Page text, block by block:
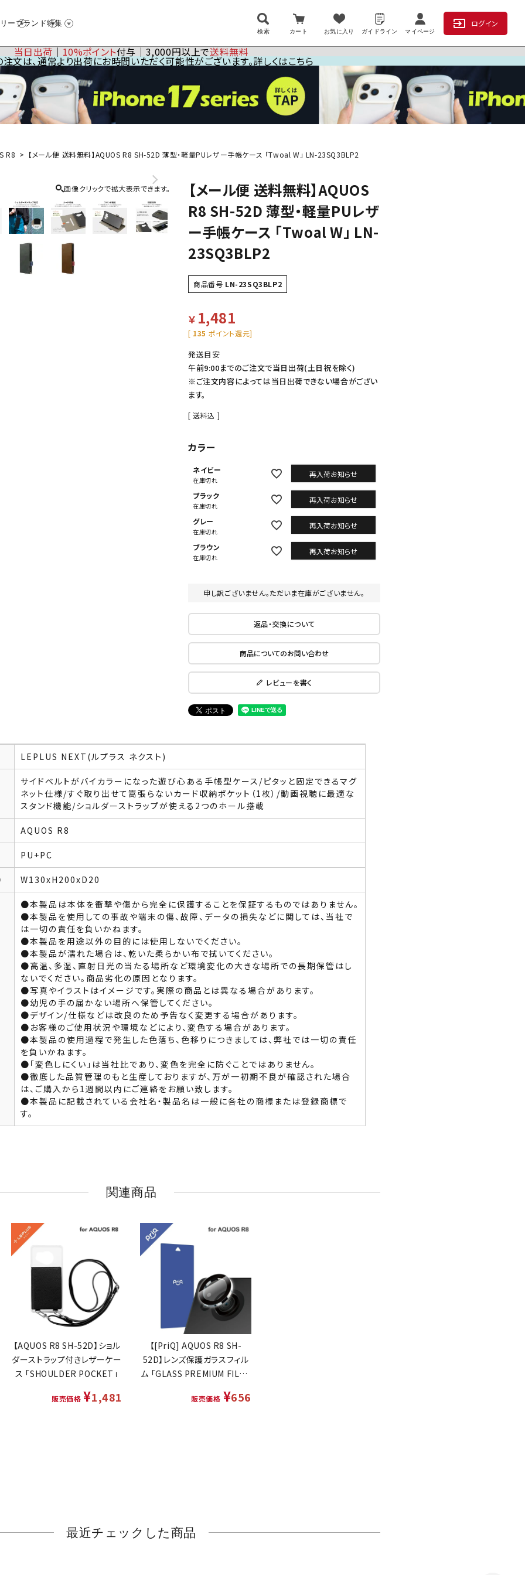
ーブランド特集
検索 カート お気に入り ガイドライン マイページ
ログイン
当日出荷│10%ポイント付与│3,000円以上で送料無料
文は、通常より出荷にお時間いただく可能性がございます。詳しくはこちら
R8 【メール便 送料無料】AQUOS R8 SH-52D 薄型・軽量PUレザー手帳ケース 「Twoal W」 LN-23SQ3BLP2
画像クリックで拡大表示できます。
【メール便 送料無料】AQUOS
R8 SH-52D 薄型・軽量PUレザ
ー手帳ケース 「Twoal W」 LN-
23SQ3BLP2
商品番号 LN-23SQ3BLP2
￥ 1,481
[ 135 ポイント還元]
発送目安
午前9:00までのご注文で当日出荷(土日祝を除く)
※ご注文内容によっては当日出荷できない場合がござい
ます。
送料込
カラー
ネイビー
在庫切れ
再入荷お知らせ
ブラック
在庫切れ
再入荷お知らせ
グレー
在庫切れ
再入荷お知らせ
ブラウン
在庫切れ
再入荷お知らせ
申し訳ございません。ただいま在庫がございません。
返品・交換について
商品についてのお問い合わせ
レビューを書く
LEPLUS NEXT(ルプラス ネクスト)
サイドベルトがバイカラーになった遊び心ある手帳型ケース/ピタッと固定できるマグ
ネット仕様/すぐ取り出せて嵩張らないカード収納ポケット（1枚）/動画視聴に最適な
スタンド機能/ショルダーストラップが使える2つのホール搭載
AQUOS R8
PU+PC
W130xH200xD20
●本製品は本体を衝撃や傷から完全に保護することを保証するものではありません。
●本製品を使用しての事故や端末の傷、故障、データの損失などに関しては、当社で
は一切の責任を負いかねます。
●本製品を用途以外の目的には使用しないでください。
●本製品が濡れた場合は、乾いた柔らかい布で拭いてください。
●高温、多湿、直射日光の当たる場所など環境変化の大きな場所での長期保管はし
ないでください。商品劣化の原因となります。
●写真やイラストはイメージです。実際の商品とは異なる場合があります。
●幼児の手の届かない場所へ保管してください。
●デザイン/仕様などは改良のため予告なく変更する場合があります。
●お客様のご使用状況や環境などにより、変色する場合があります。
●本製品の使用過程で発生した色落ち、色移りにつきましては、弊社では一切の責任
を負いかねます。
●「変色しにくい」は当社比であり、変色を完全に防ぐことではありません。
●徹底した品質管理のもと生産しておりますが、万が一初期不良が確認された場合
は、ご購入から1週間以内にご連絡をお願い致します。
●本製品に記載されている会社名・製品名は一般に各社の商標または登録商標で
す。
関連商品
【AQUOS R8 SH-52D】ショル
ダーストラップ付きレザーケー
ス 「SHOULDER POCKET」
販売価格 ¥1,481
【[PriQ] AQUOS R8 SH-
52D】レンズ保護ガラスフィル
ム 「GLASS PREMIUM FILM」
高透過度95%
販売価格 ¥656
最近チェックした商品